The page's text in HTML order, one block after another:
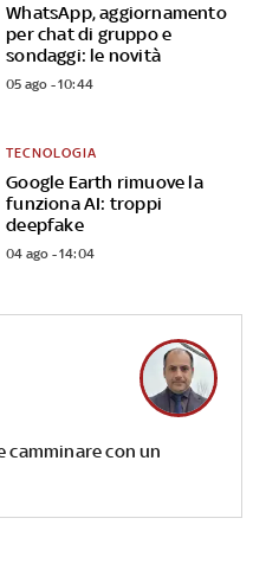
WhatsApp, aggiornamento
per chat di gruppo e
sondaggi: le novità
05 ago - 10:44
Google Earth rimuove la
funziona AI: troppi
deepfake
TECNOLOGIA
04 ago - 14:04
camminare con un